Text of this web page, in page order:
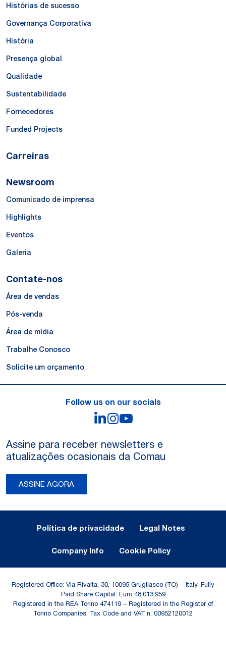
Histórias de sucesso
Governança Corporativa
História
Presença global
Qualidade
Sustentabilidade
Fornecedores
Funded Projects
Carreiras
Newsroom
Comunicado de imprensa
Highlights
Eventos
Galeria
Contate-nos
Área de vendas
Pós-venda
Área de mídia
Trabalhe Conosco
Solicite um orçamento
Follow us on our socials
LinkedIn
Instagram
Assine para receber newsletters e
atualizações ocasionais da Comau
ASSINE AGORA
Política de privacidade Legal Notes
Company Info Cookie Policy
Registered Office: Via Rivalta, 30, 10095 Grugliasco (TO) – Italy. Fully
Paid Share Capital: Euro 48,013,959
Registered in the REA Torino 474119 – Registered in the Register of
Torino Companies, Tax Code and VAT n. 00952120012